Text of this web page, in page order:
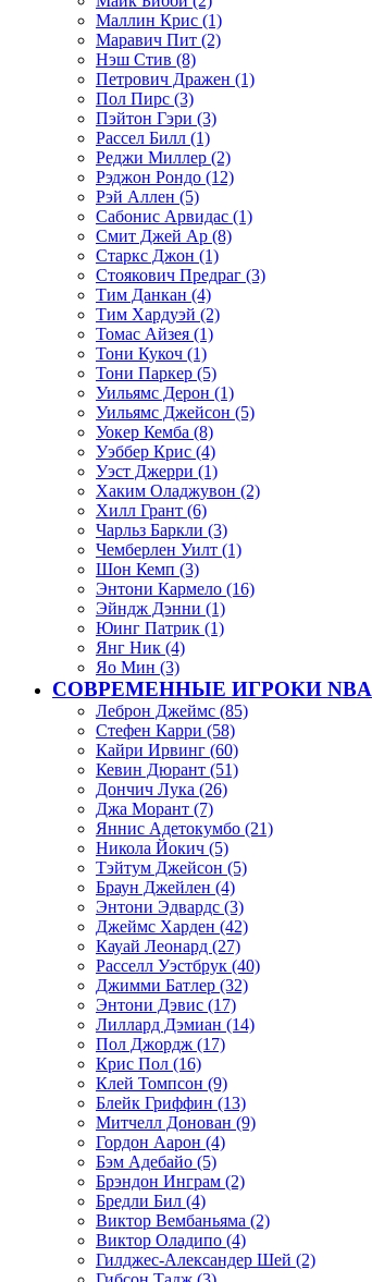
Маллин Крис (1)
Маравич Пит (2)
Нэш Стив (8)
Петрович Дражен (1)
Пол Пирс (3)
Пэйтон Гэри (3)
Рассел Билл (1)
Реджи Миллер (2)
Рэджон Рондо (12)
Рэй Аллен (5)
Сабонис Арвидас (1)
Смит Джей Ар (8)
Старкс Джон (1)
Стоякович Предраг (3)
Тим Данкан (4)
Тим Хардуэй (2)
Томас Айзея (1)
Тони Кукоч (1)
Тони Паркер (5)
Уильямс Дерон (1)
Уильямс Джейсон (5)
Уокер Кемба (8)
Уэббер Крис (4)
Уэст Джерри (1)
Хаким Оладжувон (2)
Хилл Грант (6)
Чарльз Баркли (3)
Чемберлен Уилт (1)
Шон Кемп (3)
Энтони Кармело (16)
Эйндж Дэнни (1)
Юинг Патрик (1)
Янг Ник (4)
Яо Мин (3)
СОВРЕМЕННЫЕ ИГРОКИ NBA
Леброн Джеймс (85)
Стефен Карри (58)
Кайри Ирвинг (60)
Кевин Дюрант (51)
Дончич Лука (26)
Джа Морант (7)
Яннис Адетокумбо (21)
Никола Йокич (5)
Тэйтум Джейсон (5)
Браун Джейлен (4)
Энтони Эдвардс (3)
Джеймс Харден (42)
Кауай Леонард (27)
Расселл Уэстбрук (40)
Джимми Батлер (32)
Энтони Дэвис (17)
Лиллард Дэмиан (14)
Пол Джордж (17)
Крис Пол (16)
Клей Томпсон (9)
Блейк Гриффин (13)
Митчелл Донован (9)
Гордон Аарон (4)
Бэм Адебайо (5)
Брэндон Инграм (2)
Бредли Бил (4)
Виктор Вембаньяма (2)
Виктор Оладипо (4)
Гилджес-Александер Шей (2)